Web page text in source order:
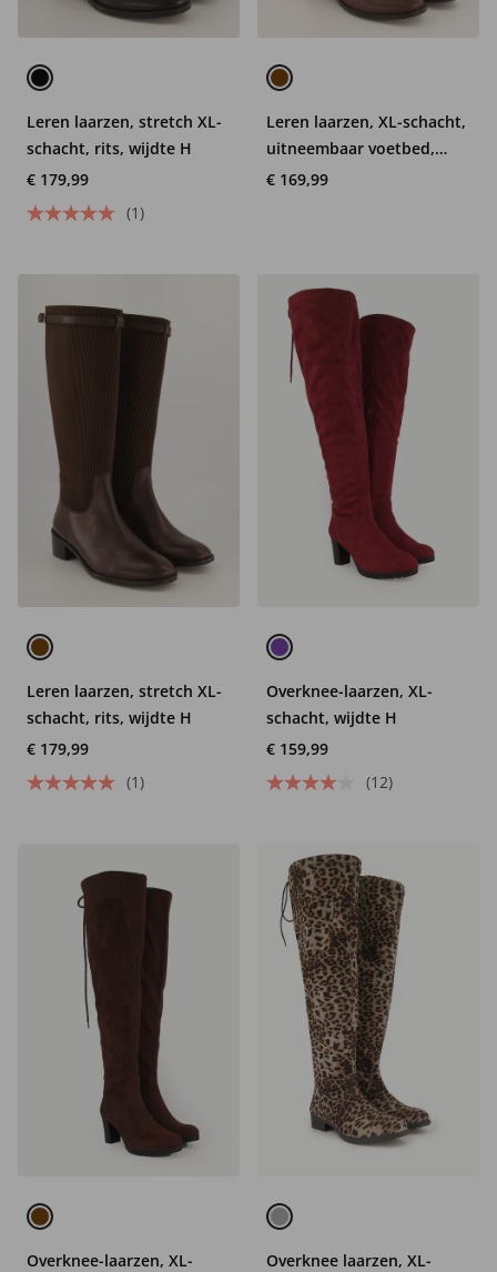
Leren laarzen, stretch XL-
schacht, rits, wijdte H
€ 179,99
(1)
Leren laarzen, XL-schacht,
uitneembaar voetbed,
wijdte H
€ 169,99
Leren laarzen, stretch XL-
schacht, rits, wijdte H
€ 179,99
(1)
Overknee-laarzen, XL-
schacht, wijdte H
€ 159,99
(12)
Overknee-laarzen, XL-
Overknee laarzen, XL-